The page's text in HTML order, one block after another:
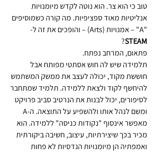
טוב כי הוא צר. הוא נוטה לקדש מיומנויות
אנליטיות מאוד ספציפיות. מה קורה כשמוסיפים
"A" – אמנויות (Arts) – והופכים את זה ל-
STEAM
?
פתאום, המרחב נפתח.
תלמידה שיש לה חוש אסתטי מפותח אבל
חוששת מקוד, יכולה לעצב את ממשק המשתמש
להיחשף לקוד ולצאת ללמידה. תלמיד שמתחבר
לסיפורים, יכול לבנות את הנרטיב סביב פרויקט
מאפשר אינסוף "נקודות כניסה" ללמידה. הוא
מכיר בכך שיצירתיות, עיצוב, חשיבה ביקורתית
ואמפתיה הן מיומנויות הנדסיות לא פחות